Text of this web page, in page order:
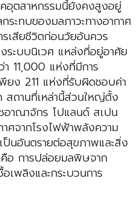
อุตสาหกรรมนี้ยังคงสูงอยู่
ระทบของมลภาวะทางอากาศ
เสียชีวิตก่อนวัยอันควร
ระบบนิเวศ แหล่งที่อยู่อาศัย
11,000 แห่งที่มีการ
ยง 211 แห่งที่รับผิดชอบค่า
สถานที่เหล่านี้ส่วนใหญ่ตั้ง
อาณาจักร โปแลนด์ สเปน
ศจากโรงไฟฟ้าพลังความ
นอันตรายต่อสุขภาพและสิ่ง
อ การปล่อยมลพิษจาก
เพลิงและกระบวนการ